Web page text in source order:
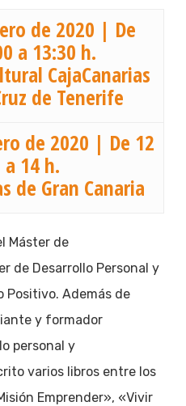
de 2020 | De
a 13:30 h.
CajaCanarias
de Tenerife
de 2020 | De 12
a 14 h.
de Gran Canaria
Máster de
de Desarrollo Personal y
Además de
y formador
personal y
varios libros entre los
Emprender», «Vivir